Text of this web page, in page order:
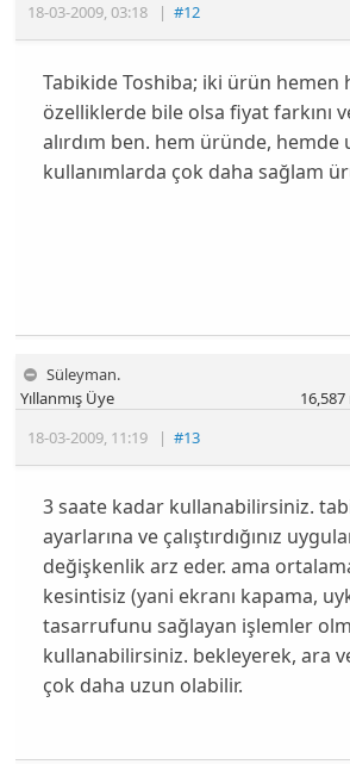
18-03-2009,03:18 |#12
Tabikide Toshiba; iki ürün hemen
özelliklerde bile olsa fiyat farkını
alırdım ben. hem üründe, hemde
kullanımlarda çok daha sağlam
Süleyman.
18-03-2009, 11:19 |#13
Yıllanmış Üye 16,587
3 saate kadar kullanabilirsiniz.
ayarlarına ve çalıştırdığınız
değişkenlik arz eder. ama
kesintisiz (yani ekranı kapama,
tasarrufunu sağlayan işlemler
kullanabilirsiniz. bekleyerek, ara
çok daha uzun olabilir.